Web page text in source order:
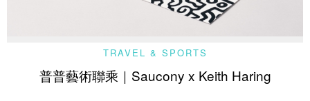
TRAVEL & SPORTS
普普藝術聯乘｜Saucony x Keith Haring